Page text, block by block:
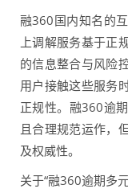
融360国内知名的
上调解服务基于正
的信息整合与风险
用户接触这些服务
正规性。融360逾
且合理规范运作，
及权威性。
关于“融360逾期多